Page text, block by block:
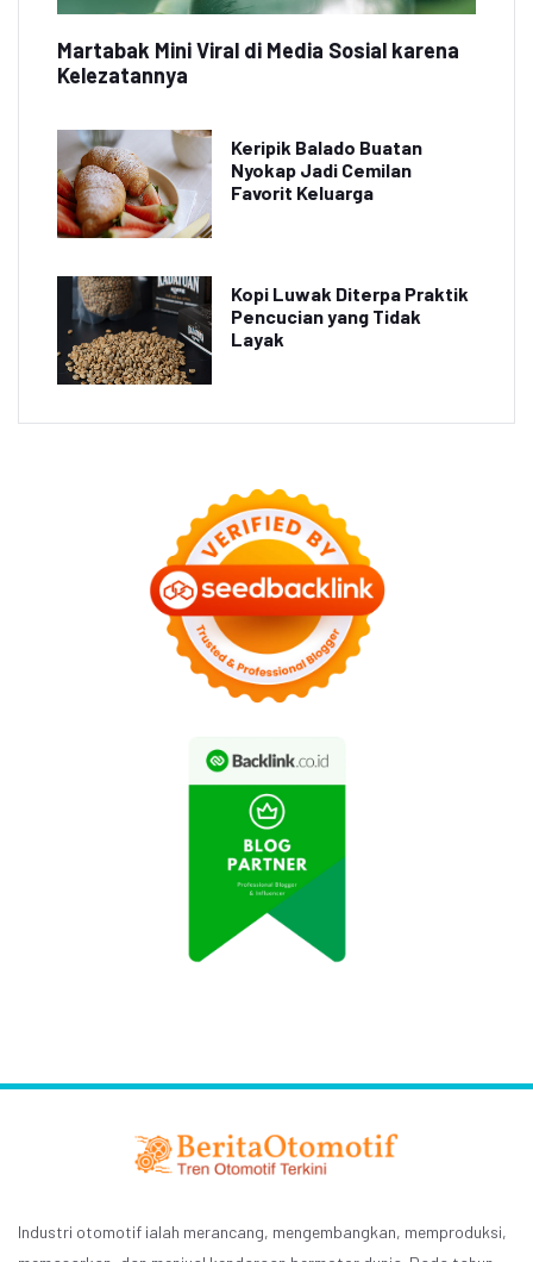
Martabak Mini Viral di Media Sosial karena
Kelezatannya
Keripik Balado Buatan
Nyokap Jadi Cemilan
Favorit Keluarga
Kopi Luwak Diterpa Praktik
Pencucian yang Tidak
Layak
Industri otomotif ialah merancang, mengembangkan, memproduksi,